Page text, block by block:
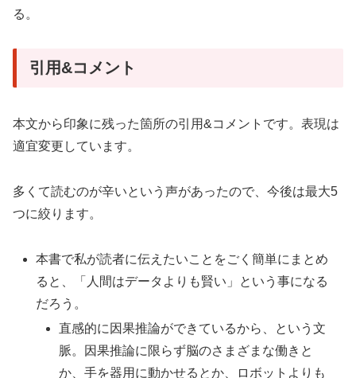
る。
引用&コメント
本文から印象に残った箇所の引用&コメントです。表現は
適宜変更しています。
多くて読むのが辛いという声があったので、今後は最大5
つに絞ります。
本書で私が読者に伝えたいことをごく簡単にまとめ
ると、「人間はデータよりも賢い」という事になる
だろう。
直感的に因果推論ができているから、という文
脈。因果推論に限らず脳のさまざまな働きと
か、手を器用に動かせるとか、ロボットよりも